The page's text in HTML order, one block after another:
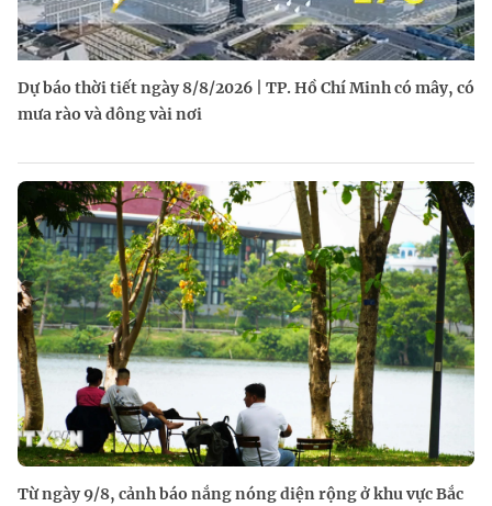
Dự báo thời tiết ngày 8/8/2026 | TP. Hồ Chí Minh có mây, có
mưa rào và dông vài nơi
Từ ngày 9/8, cảnh báo nắng nóng diện rộng ở khu vực Bắc